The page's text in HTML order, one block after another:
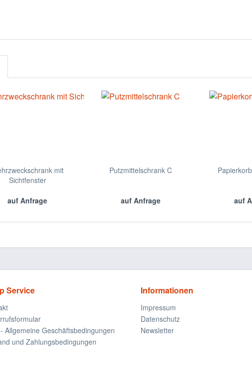
mit
Sichtfenster
auf Anfrage
Putzmittelschrank C
auf Anfrage auf
Service
Allgemeine Geschäftsbedingungen
und Zahlungsbedingungen
Informationen
Impressum
Datenschutz
Newsletter